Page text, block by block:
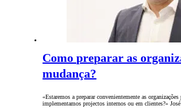
Como preparar as
mudança?
«Estaremos a preparar convenientemente as
implementamos projectos internos ou em clientes?»